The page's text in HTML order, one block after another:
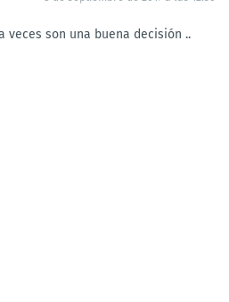
veces son una buena decisión ..